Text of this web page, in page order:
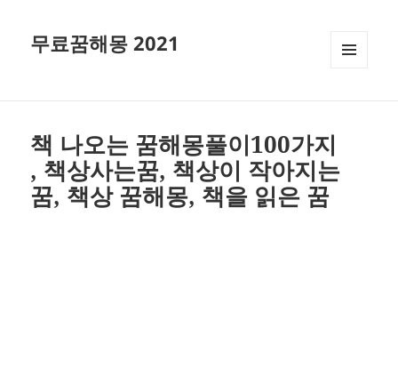
무료꿈해몽 2021
책 나오는 꿈해몽풀이100가지
, 책상사는꿈, 책상이 작아지는
꿈, 책상 꿈해몽, 책을 읽은 꿈